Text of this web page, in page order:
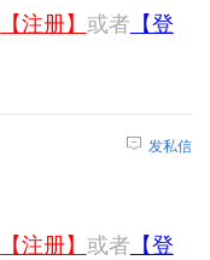
【注册】 或者 【登
发私信
【注册】 或者 【登